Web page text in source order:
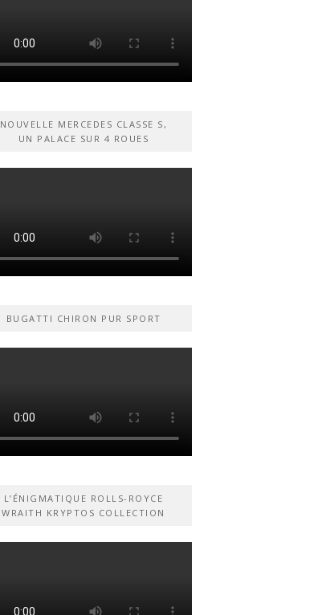
NOUVELLE MERCEDES CLASSE S,
UN PALACE SUR 4 ROUES
BUGATTI CHIRON PUR SPORT
L’ÉNIGMATIQUE ROLLS-ROYCE
WRAITH KRYPTOS COLLECTION